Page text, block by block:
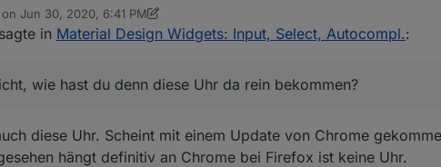
@Scrounger
Fully nicht klappt?
    text-align: center !important;
müsste aber eigentlich gehen.
@saeft_2003sagte inMaterial Design Widgets: Input, Select, Autocompl.:
Jun 30, 2020, 6:41 PM
by Conquest Jun 30, 2020, 8:43 PM
sagte in Material Design Widgets: Input, Select, Autocompl.:
wie hast du denn diese Uhr da rein bekommen?
diese Uhr. Scheint mit einem Update von Chrome
hängt definitiv an Chrome bei Firefox ist keine Uhr.